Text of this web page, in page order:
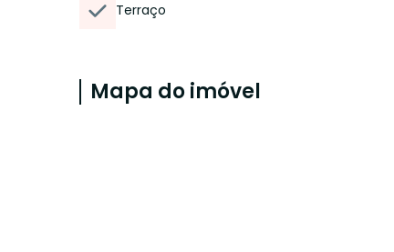
Terraço
Mapa do imóvel